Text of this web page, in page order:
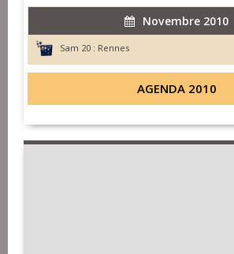
Novembre 2010
Sam 20 : Rennes
AGENDA 2010